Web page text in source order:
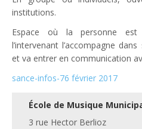
institutions.
Espace où la personne
l’intervenant l’accompagne
et va entrer en communication
sance-infos-76 février 2017
École de Musique
3 rue Hector Berlioz